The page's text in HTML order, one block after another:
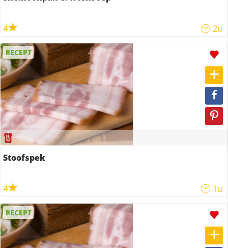
4 2u
RECEPT
Stoofspek
4 1u
RECEPT